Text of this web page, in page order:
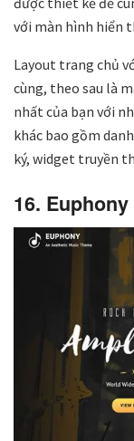
với màn hình hiển
Layout trang chủ
cùng, theo sau là
nhất của bạn với
khác bao gồm
ký, widget truyền
16. Euphony